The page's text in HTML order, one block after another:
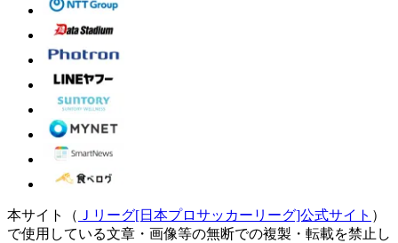
本サイト（ Ｊリーグ[日本プロサッカーリーグ]公式サイト ）
で使用している文章・画像等の無断での複製・転載を禁止し